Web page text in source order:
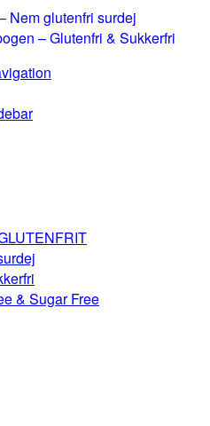
Nem glutenfri surdej
– Glutenfri & Sukkerfri
& Sugar Free